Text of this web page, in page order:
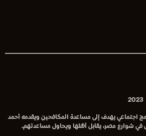
2023
اجتماعي يهدف إلى مساعدة المكافحين ويقدمه أحمد
في شوارع مصر، يقابل أهلها ويحاول مساعدتهم.